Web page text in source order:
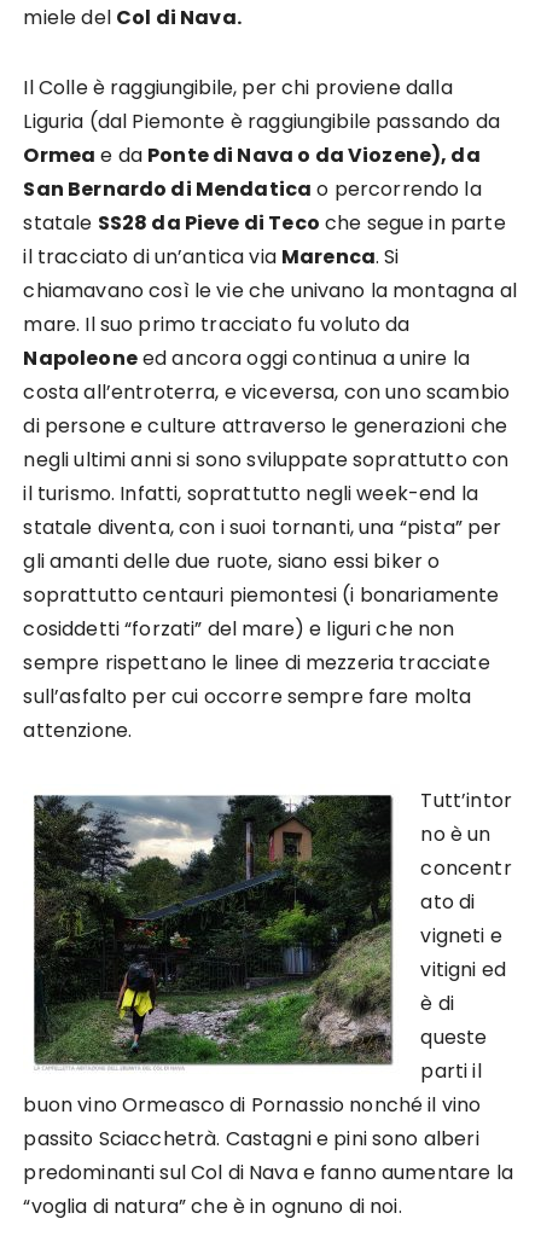
miele del Col di Nava.
Il Colle è raggiungibile, per chi proviene dalla
Liguria (dal Piemonte è raggiungibile passando da
Ormea e da Ponte di Nava o da Viozene), da
San Bernardo di Mendatica o percorrendo la
statale SS28 da Pieve di Teco che segue in parte
il tracciato di un’antica via Marenca. Si
chiamavano così le vie che univano la montagna al
mare. Il suo primo tracciato fu voluto da
Napoleoneed ancora oggi continua a unire la
costa all’entroterra, e viceversa, con uno scambio
di persone e culture attraverso le generazioni che
negli ultimi anni si sono sviluppate soprattutto con
il turismo. Infatti, soprattutto negli week-end la
statale diventa, con i suoi tornanti, una “pista” per
gli amanti delle due ruote, siano essi biker o
soprattutto centauri piemontesi (i bonariamente
cosiddetti “forzati” del mare) e liguri che non
sempre rispettano le linee di mezzeria tracciate
sull’asfalto per cui occorre sempre fare molta
attenzione.
Tutt’intor
no è un
concentr
ato di
vigneti e
vitigni ed
è di
queste
parti il
buon vino Ormeasco di Pornassio nonché il vino
passito Sciacchetrà. Castagni e pini sono alberi
predominanti sul Col di Nava e fanno aumentare la
“voglia di natura” che è in ognuno di noi.